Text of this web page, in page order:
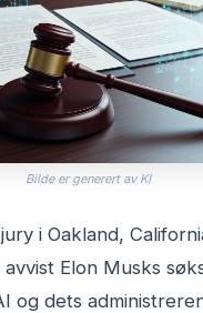
Bilde er generert av KI
i Oakland,
Elon Musks
og dets